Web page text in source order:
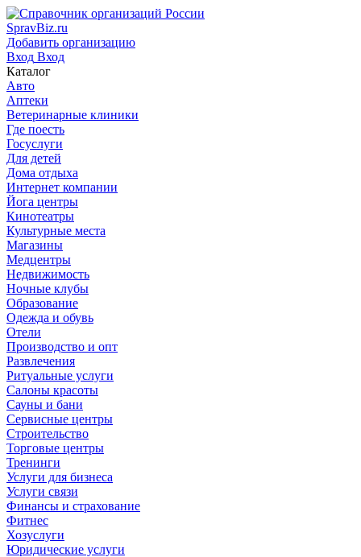
SpravBiz.ru
Добавить организацию
Вход Вход
Каталог
Авто
Аптеки
Ветеринарные клиники
Где поесть
Госуслуги
Для детей
Дома отдыха
Интернет компании
Йога центры
Кинотеатры
Культурные места
Магазины
Медцентры
Недвижимость
Ночные клубы
Образование
Одежда и обувь
Отели
Производство и опт
Развлечения
Ритуальные услуги
Салоны красоты
Сауны и бани
Сервисные центры
Строительство
Торговые центры
Тренинги
Услуги для бизнеса
Услуги связи
Финансы и страхование
Фитнес
Хозуслуги
Юридические услуги